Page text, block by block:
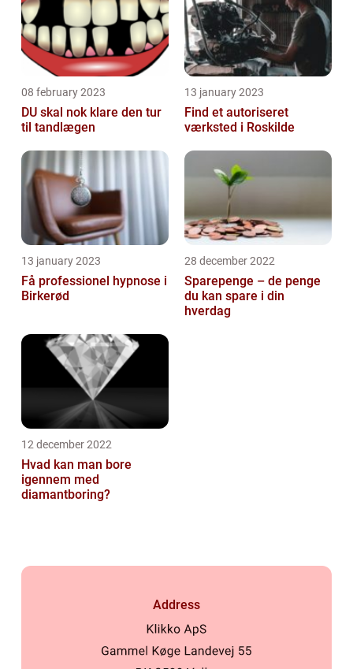
08 february 2023
DU skal nok klare den tur
til tandlægen
13 january 2023
Find et autoriseret
værksted i Roskilde
13 january 2023
Få professionel hypnose i
Birkerød
28 december 2022
Sparepenge – de penge
du kan spare i din
hverdag
12 december 2022
Hvad kan man bore
igennem med
diamantboring?
Address